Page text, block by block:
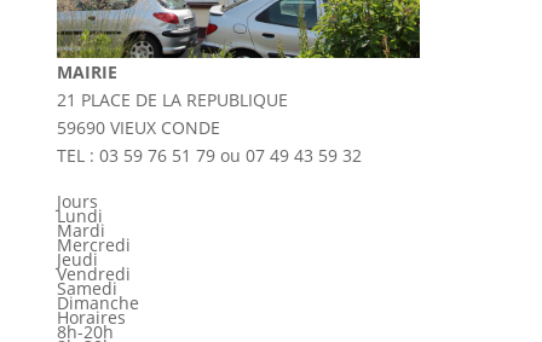
MAIRIE
21 PLACE DE LA REPUBLIQUE
59690 VIEUX CONDE
TEL : 03 59 76 51 79 ou 07 49 43 59 32
Jours
Lundi
Mardi
Mercredi
Jeudi
Vendredi
Samedi
Dimanche
Horaires
8h-20h